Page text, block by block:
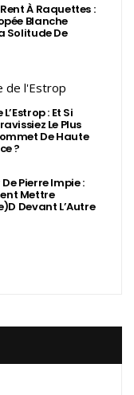
À Raquettes :
Blanche
Solitude De
: Et Si
Le Plus
De Haute
?
Pierre Impie :
Mettre
Devant L’Autre